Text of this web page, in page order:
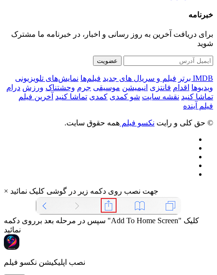
خبرنامه
برای دریافت آخرین به روز رسانی و اخبار، در خبرنامه ما مشترک
شوید
عضویت
IMDB برتر فیلم و سریال های جدید فیلم‌ها نمایش‌های تلویزیونی
ویدیوها اقدام فانتزی انیمیشن موسیقی جرم وحشتناک ورزش درام
تماشا کنید نقشه سایت شو کمدی کمدی تماشا کنید آخرین فیلم
فیلم آینده
© حق کلی و رایت نکسو فیلم همه حقوق سایت.
× جهت نصب روی دکمه زیر در گوشی کلیک نمائید
سپس در مرحله بعد برروی دکمه "Add To Home Screen" کلیک
نمائید
نصب اپلیکیشن نکسو فیلم